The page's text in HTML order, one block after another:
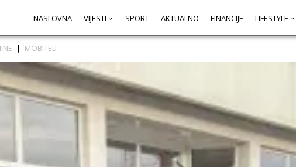
NASLOVNA VIJESTI SPORT AKTUALNO FINANCIJE LIFESTYLE